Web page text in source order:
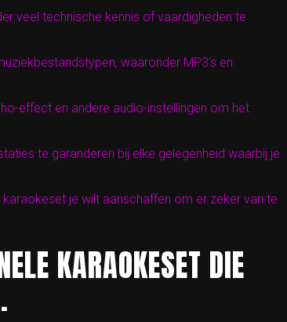
veel technische kennis of vaardigheden te
waaronder MP3’s en
effect en andere audio-instellingen om het
te garanderen bij elke gelegenheid waarbij je
je wilt aanschaffen om er zeker van te
KARAOKESET DIE